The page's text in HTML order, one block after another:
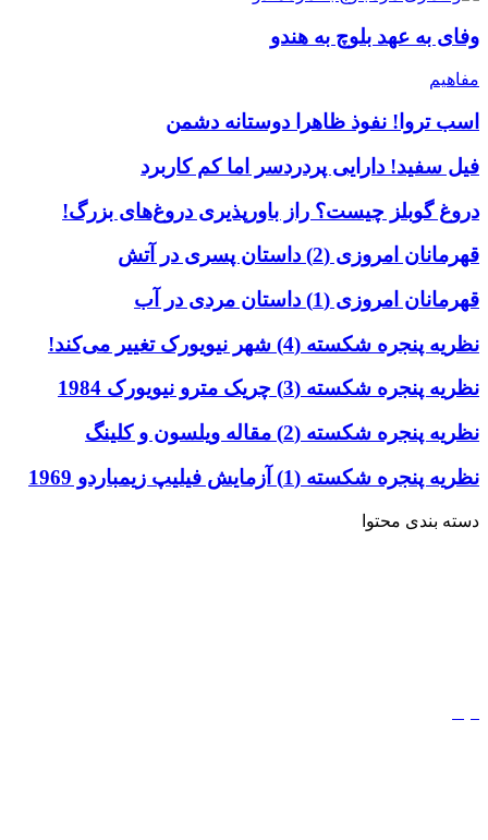
وفای به عهد بلوچ به هندو
مفاهیم
اسب تروا! نفوذ ظاهرا دوستانه دشمن
فیل سفید! دارایی پردردسر اما کم کاربرد
دروغ گوبلز چیست؟ راز باورپذیری دروغ‌های بزرگ!
قهرمانان امروزی (2) داستان پسری در آتش
قهرمانان امروزی (1) داستان مردی در آب
نظریه پنجره شکسته (4) شهر نیویورک تغییر می‌کند!
نظریه پنجره شکسته (3) چریک مترو نیویورک 1984
نظریه پنجره شکسته (2) مقاله ویلسون و کلینگ
نظریه پنجره شکسته (1) آزمایش فیلیپ زیمباردو 1969
دسته بندی محتوا